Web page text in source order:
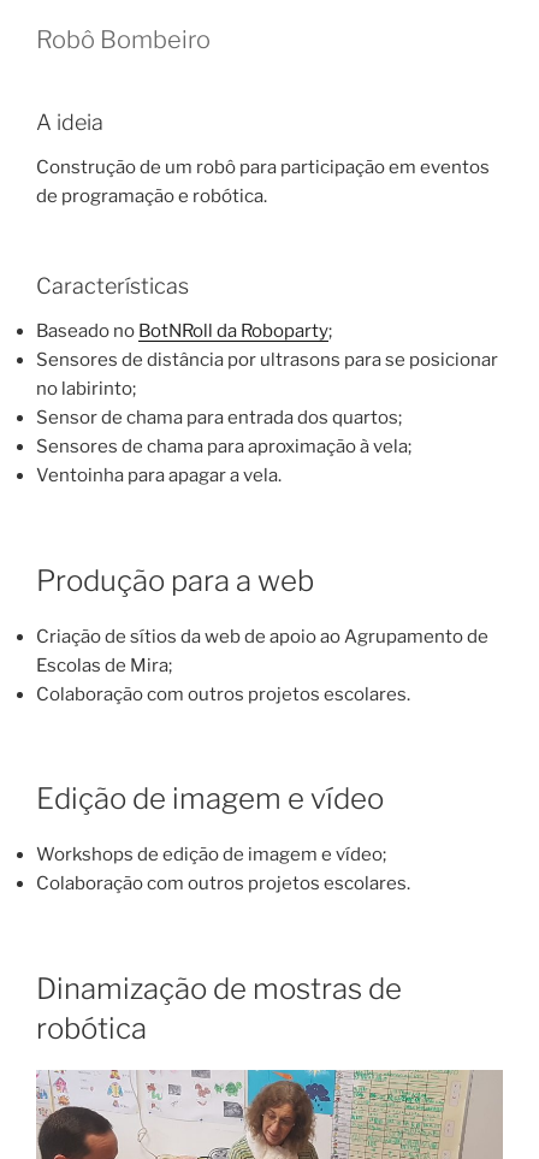
Robô Bombeiro
A ideia
Construção de um robô para participação em eventos
de programação e robótica.
Características
Baseado no BotNRoll da Roboparty;
Sensores de distância por ultrasons para se posicionar
no labirinto;
Sensor de chama para entrada dos quartos;
Sensores de chama para aproximação à vela;
Ventoinha para apagar a vela.
Produção para a web
Criação de sítios da web de apoio ao Agrupamento de
Escolas de Mira;
Colaboração com outros projetos escolares.
Edição de imagem e vídeo
Workshops de edição de imagem e vídeo;
Colaboração com outros projetos escolares.
Dinamização de mostras de
robótica